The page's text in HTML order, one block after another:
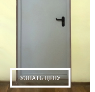
УЗНАТЬ ЦЕНУ